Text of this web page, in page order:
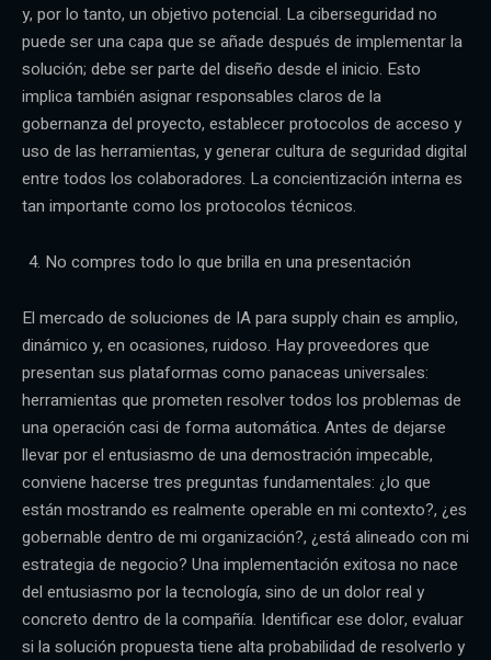
y, por lo tanto, un objetivo potencial. La ciberseguridad no
puede ser una capa que se añade después de implementar la
solución; debe ser parte del diseño desde el inicio. Esto
implica también asignar responsables claros de la
gobernanza del proyecto, establecer protocolos de acceso y
uso de las herramientas, y generar cultura de seguridad digital
entre todos los colaboradores. La concientización interna es
tan importante como los protocolos técnicos.
No compres todo lo que brilla en una presentación
El mercado de soluciones de IA para supply chain es amplio,
dinámico y, en ocasiones, ruidoso. Hay proveedores que
presentan sus plataformas como panaceas universales:
herramientas que prometen resolver todos los problemas de
una operación casi de forma automática. Antes de dejarse
llevar por el entusiasmo de una demostración impecable,
conviene hacerse tres preguntas fundamentales: ¿lo que
están mostrando es realmente operable en mi contexto?, ¿es
gobernable dentro de mi organización?, ¿está alineado con mi
estrategia de negocio? Una implementación exitosa no nace
del entusiasmo por la tecnología, sino de un dolor real y
concreto dentro de la compañía. Identificar ese dolor, evaluar
si la solución propuesta tiene alta probabilidad de resolverlo y